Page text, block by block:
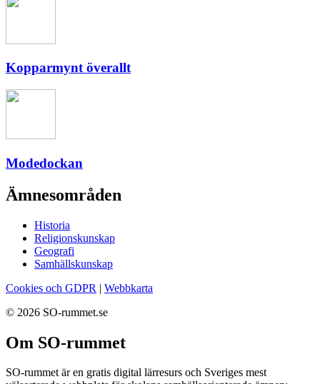
Kopparmynt överallt
Modedockan
Ämnesområden
Historia
Religionskunskap
Geografi
Samhällskunskap
Cookies och GDPR | Webbkarta
© 2026 SO-rummet.se
Om SO-rummet
SO-rummet är en gratis digital lärresurs och Sveriges mest